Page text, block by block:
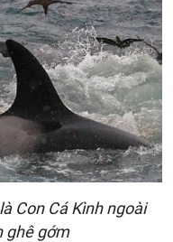
Con Cá Kình ngoài
ghê gớm